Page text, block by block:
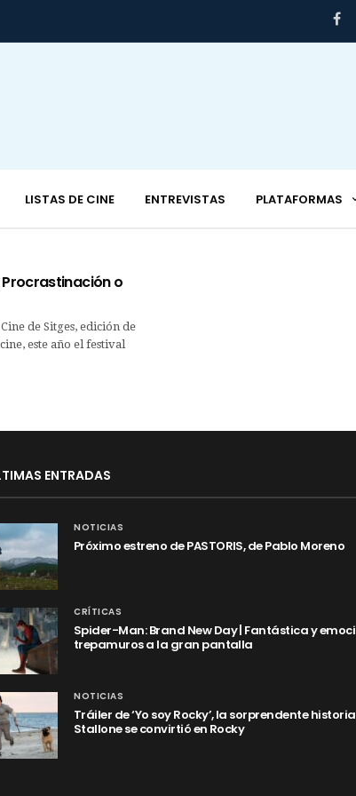
LISTAS DE CINE ENTREVISTAS PLATAFORMAS
Procrastinación o
de Sitges, edición de
este año el festival
ENTRADAS
NOTICIAS
Próximo estreno de PASTORIS, de Pablo Moreno
CRÍTICAS
Spider-Man: Brand New Day | Fantástica y
trepamuros a la gran pantalla
NOTICIAS
Tráiler de ‘Yo soy Rocky’, la sorprendente
Stallone se convirtió en Rocky